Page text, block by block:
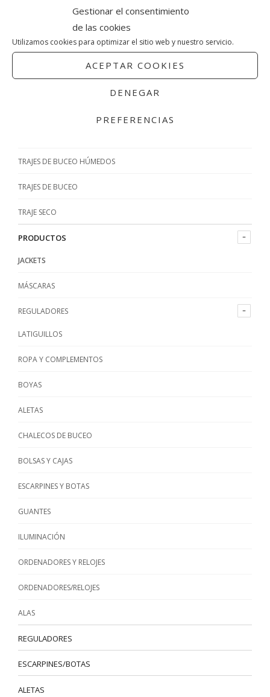
Gestionar el consentimiento
de las cookies
Utilizamos cookies para optimizar el sitio web y nuestro servicio.
ACEPTAR COOKIES
DENEGAR
PREFERENCIAS
CRESSI
TRAJES DE BUCEO HÚMEDOS
TRAJES DE BUCEO
TRAJE SECO
PRODUCTOS
JACKETS
MÁSCARAS
REGULADORES
LATIGUILLOS
ROPA Y COMPLEMENTOS
BOYAS
ALETAS
CHALECOS DE BUCEO
BOLSAS Y CAJAS
ESCARPINES Y BOTAS
GUANTES
ILUMINACIÓN
ORDENADORES Y RELOJES
ORDENADORES/RELOJES
ALAS
REGULADORES
ESCARPINES/BOTAS
ALETAS